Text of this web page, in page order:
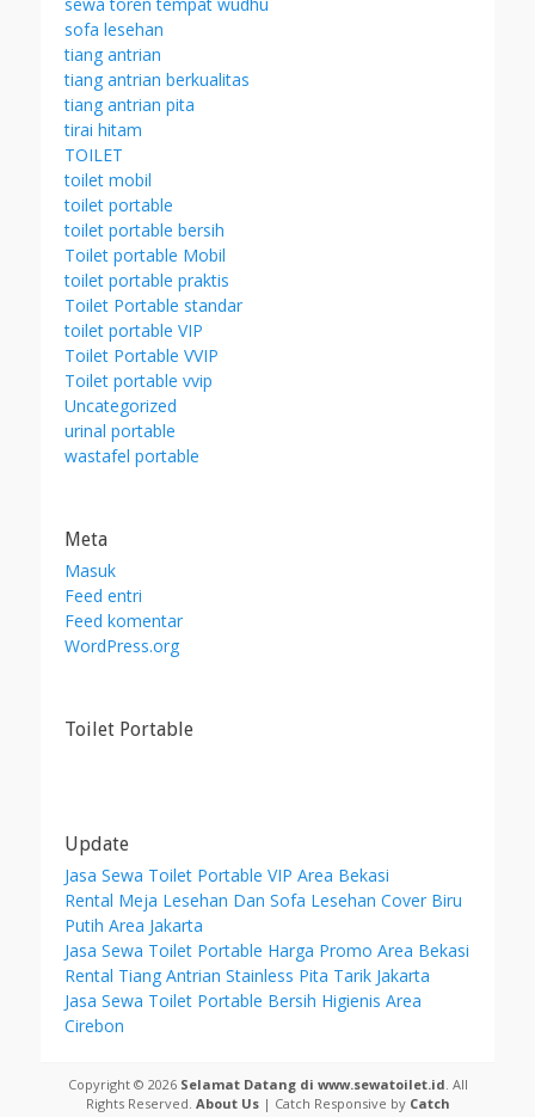
sofa lesehan
tiang antrian
tiang antrian berkualitas
tiang antrian pita
tirai hitam
TOILET
toilet mobil
toilet portable
toilet portable bersih
Toilet portable Mobil
toilet portable praktis
Toilet Portable standar
toilet portable VIP
Toilet Portable VVIP
Toilet portable vvip
Uncategorized
urinal portable
wastafel portable
Meta
Masuk
Feed entri
Feed komentar
WordPress.org
Toilet Portable
Update
Jasa Sewa Toilet Portable VIP Area Bekasi
Rental Meja Lesehan Dan Sofa Lesehan Cover Biru
Putih Area Jakarta
Jasa Sewa Toilet Portable Harga Promo Area Bekasi
Rental Tiang Antrian Stainless Pita Tarik Jakarta
Jasa Sewa Toilet Portable Bersih Higienis Area
Cirebon
Copyright © 2026 Selamat Datang di www.sewatoilet.id. All
Rights Reserved. About Us| Catch Responsive by Catch